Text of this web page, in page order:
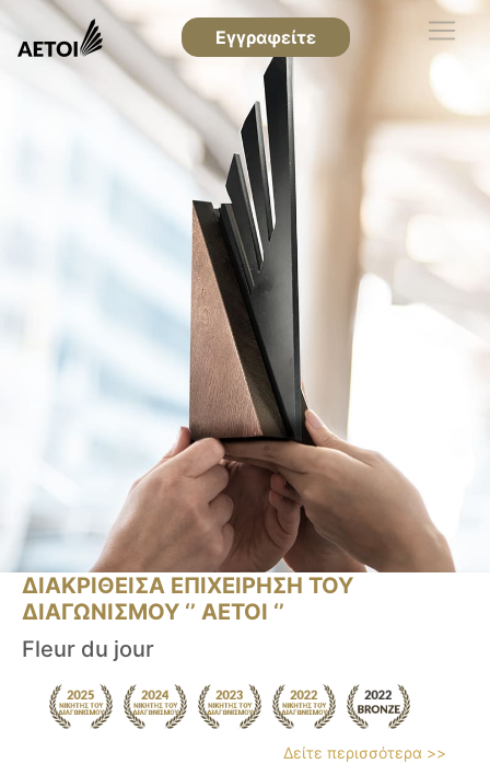
Εγγραφείτε
ΔΙΑΚΡΙΘΕΙΣΑ ΕΠΙΧΕΙΡΗΣΗ ΤΟΥ
ΔΙΑΓΩΝΙΣΜΟΥ ‘’ ΑΕΤΟΙ ‘’
Fleur du jour
Δείτε περισσότερα >>